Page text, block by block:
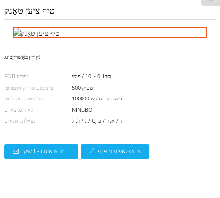
טיף ציען טאַנק
קורץ באַשרייַבונג:
FOB פּרייַז:
וסד0.1 ~ 10 / פּיסי
מינימום סדר קוואַנטיטי:
500 שטיק
צושטעלן אַביליטי:
100000 פּקס פּער חודש
לאָודינג פּאָרט:
NINGBO
צאָלונג תּנאָים:
ג / ה, ל / C, ד / א, ד / פּ
שיקן E- בריוו צו אונדז אראפקאפיע ווי פּדף